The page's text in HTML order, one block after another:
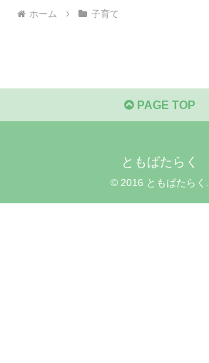
ホーム 子育て
PAGE TOP
ともばたらく
© 2016 ともばたらく.